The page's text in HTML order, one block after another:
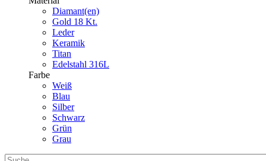
Diamant(en)
Gold 18 Kt.
Leder
Keramik
Titan
Edelstahl 316L
Farbe
Weiß
Blau
Silber
Schwarz
Grün
Grau